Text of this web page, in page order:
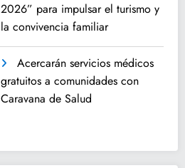
2026” para impulsar el turismo y
la convivencia familiar
Acercarán servicios médicos
gratuitos a comunidades con
Caravana de Salud